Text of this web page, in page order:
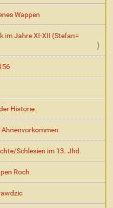
Wappen
im Jahre XI-XII (Stefan=
Historie
Schlesien im 13. Jhd.
Roch